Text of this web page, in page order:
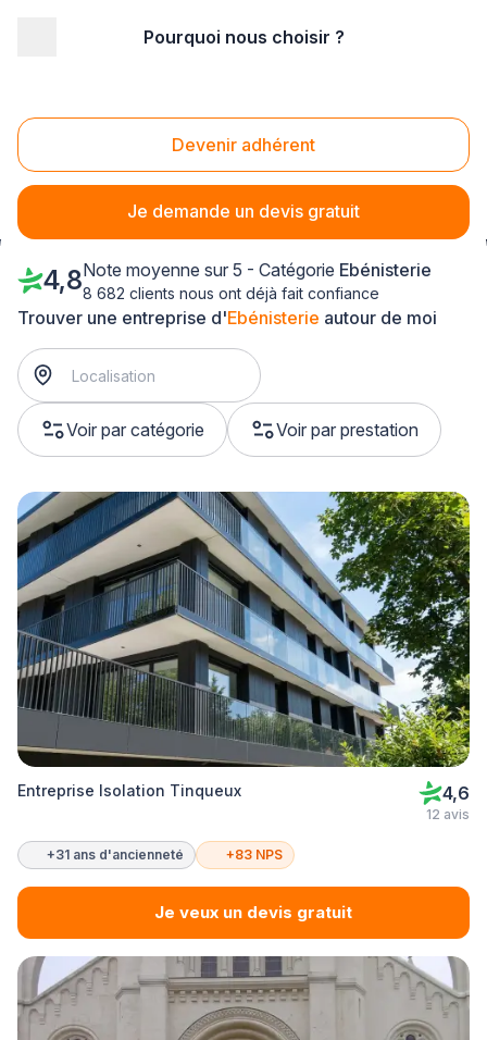
Pourquoi nous choisir ?
Devenir adhérent
Je demande un devis gratuit
Ebénisterie Saint-Brice-Courcelles (51370)
Trouver une entreprise d'Ebénisterie autour de moi
Voir par catégorie Voir par prestation
4,8Note moyenne sur 5 - Catégorie Ebénisterie
8 682 clients nous ont déjà fait confiance
Entreprise Isolation Tinqueux 4,6
12 avis
+31 ans d'ancienneté +83 NPS
Je veux un devis gratuit